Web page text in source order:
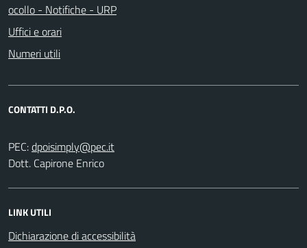
ocollo - Notifiche - URP
Uffici e orari
Numeri utili
CONTATTI D.P.O.
PEC:
Dott. Capirone Enrico
LINK UTILI
Dichiarazione di accessibilità